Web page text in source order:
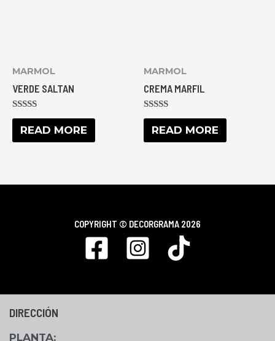
MARMOL
VERDE SALTAN
RATED
OUT
OF
READ MORE
MARMOL
CREMA MARFIL
RATED
OUT
OF
READ MORE
COPYRIGHT © DECORGRAMA 2026
DIRECCIÓN
PLANTA: